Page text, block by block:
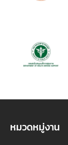
หมวดหมู่งาน